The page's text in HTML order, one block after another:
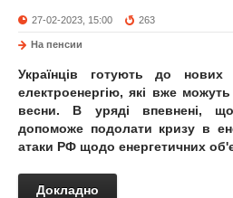
27-02-2023, 15:00 263
На пенсии
Українців готують до
електроенергію, які вже
весни. В уряді впевнені,
допоможе подолати кризу в
атаки РФ щодо енергетичних
Докладно